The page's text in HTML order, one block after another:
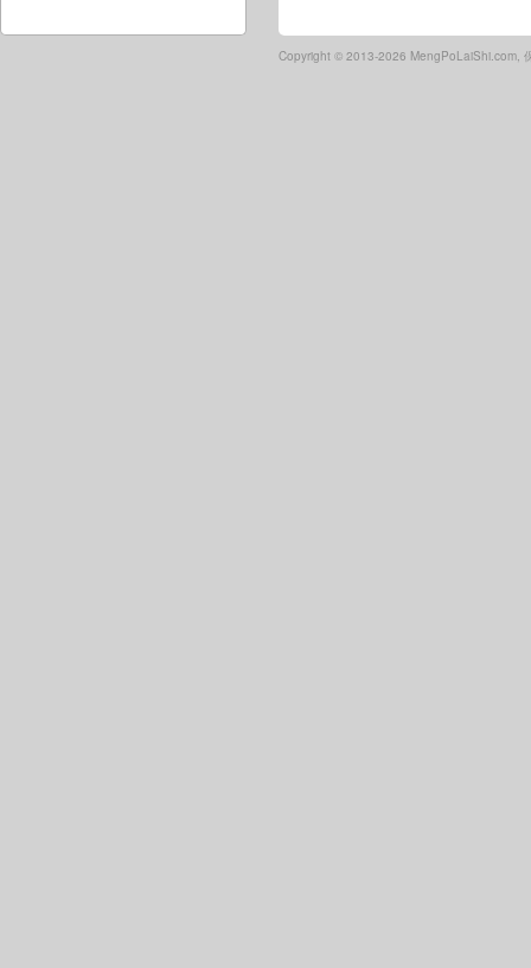
Copyright © 2013-2026 MengPoLaiShi.com,